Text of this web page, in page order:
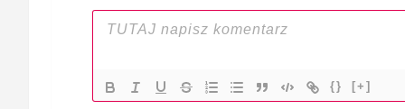
{} [+]